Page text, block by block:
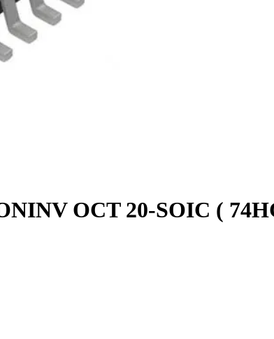
OCT 20-SOIC (